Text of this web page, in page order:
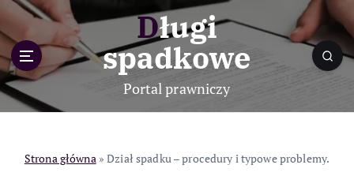
p
o
c
Długi
spadkowe
Portal prawniczy
Strona główna»Dział spadku – procedury i typowe problemy.